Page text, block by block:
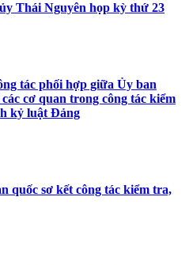
Thái Nguyên họp kỳ thứ 23
tác phối hợp giữa Ủy ban
cơ quan trong công tác kiểm
kỷ luật Đảng
quốc sơ kết công tác kiểm tra,